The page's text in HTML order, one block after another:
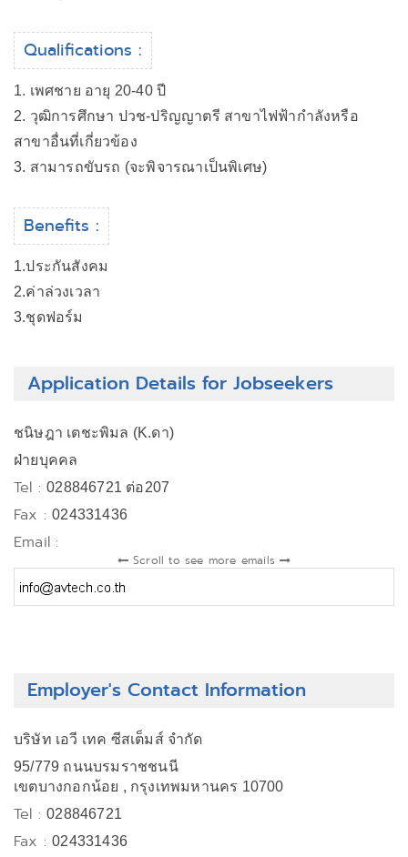
Qualifications :
1. เพศชาย อายุ 20-40 ปี
2. วุฒิการศึกษา ปวช-ปริญญาตรี สาขาไฟฟ้ากำลังหรือ
สาขาอื่นที่เกี่ยวข้อง
3. สามารถขับรถ (จะพิจารณาเป็นพิเศษ)
Benefits :
1.ประกันสังคม
2.ค่าล่วงเวลา
3.ชุดฟอร์ม
Application Details for Jobseekers
ชนิษฎา เตชะพิมล (K.ดา)
ฝ่ายบุคคล
Tel :028846721 ต่อ207
Fax :024331436
Email :
Scroll to see more emails
Employer's Contact Information
บริษัท เอวี เทค ซีสเต็มส์ จำกัด
95/779 ถนนบรมราชชนนี
เขตบางกอกน้อย , กรุงเทพมหานคร 10700
Tel :028846721
Fax :024331436